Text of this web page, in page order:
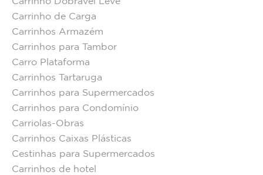
Carrinho de Carga
Carrinhos Armazém
Carrinhos para Tambor
Carro Plataforma
Carrinhos Tartaruga
Carrinhos para Supermercados
Carrinhos para Condomínio
Carriolas-Obras
Carrinhos Caixas Plásticas
Cestinhas para Supermercados
Carrinhos de hotel